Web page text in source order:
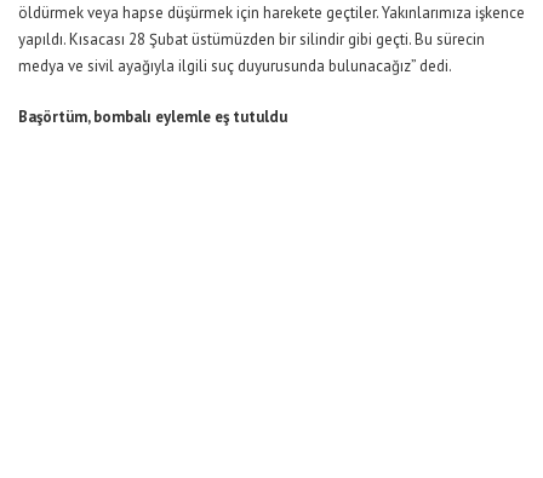
öldürmek veya hapse düşürmek için harekete geçtiler. Yakınlarımıza işkence
yapıldı. Kısacası 28 Şubat üstümüzden bir silindir gibi geçti. Bu sürecin
medya ve sivil ayağıyla ilgili suç duyurusunda bulunacağız” dedi.
Başörtüm, bombalı eylemle eş tutuldu